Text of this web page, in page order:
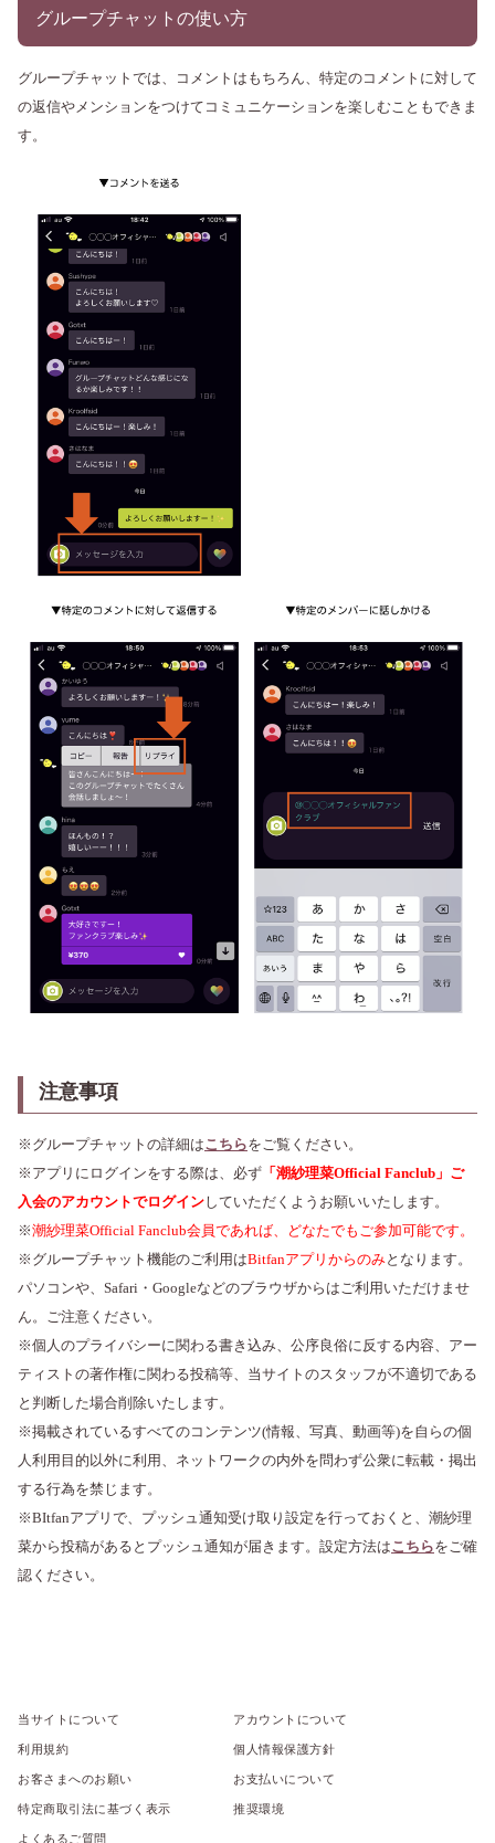
グループチャットの使い方
グループチャットでは、コメントはもちろん、特定のコメントに対して
の返信やメンションをつけてコミュニケーションを楽しむこともできま
す。
注意事項
※グループチャットの詳細はこちらをご覧ください。
※アプリにログインをする際は、必ず 「潮紗理菜Official Fanclub」ご
入会のアカウントでログインしていただくようお願いいたします。
※潮紗理菜Official Fanclub会員であれば、どなたでもご参加可能です。
※グループチャット機能のご利用はBitfanアプリからのみとなります。
パソコンや、Safari・Googleなどのブラウザからはご利用いただけませ
ん。ご注意ください。
※個人のプライバシーに関わる書き込み、公序良俗に反する内容、アー
ティストの著作権に関わる投稿等、当サイトのスタッフが不適切である
と判断した場合削除いたします。
※掲載されているすべてのコンテンツ(情報、写真、動画等)を自らの個
人利用目的以外に利用、ネットワークの内外を問わず公衆に転載・掲出
する行為を禁じます。
※BItfanアプリで、プッシュ通知受け取り設定を行っておくと、潮紗理
菜から投稿があるとプッシュ通知が届きます。設定方法はこちらをご確
認ください。
当サイトについて アカウントについて
利用規約 個人情報保護方針
お客さまへのお願い お支払いについて
特定商取引法に基づく表示 推奨環境
よくあるご質問